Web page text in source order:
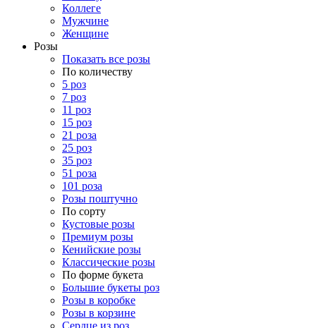
Коллеге
Мужчине
Женщине
Розы
Показать все розы
По количеству
5 роз
7 роз
11 роз
15 роз
21 роза
25 роз
35 роз
51 роза
101 роза
Розы поштучно
По сорту
Кустовые розы
Премиум розы
Кенийские розы
Классические розы
По форме букета
Большие букеты роз
Розы в коробке
Розы в корзине
Сердце из роз